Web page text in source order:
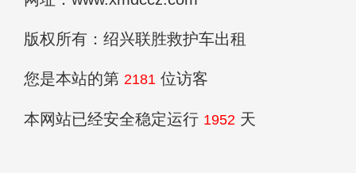
版权所有：绍兴联胜救护车出租
您是本站的第 2181 位访客
本网站已经安全稳定运行 1952 天